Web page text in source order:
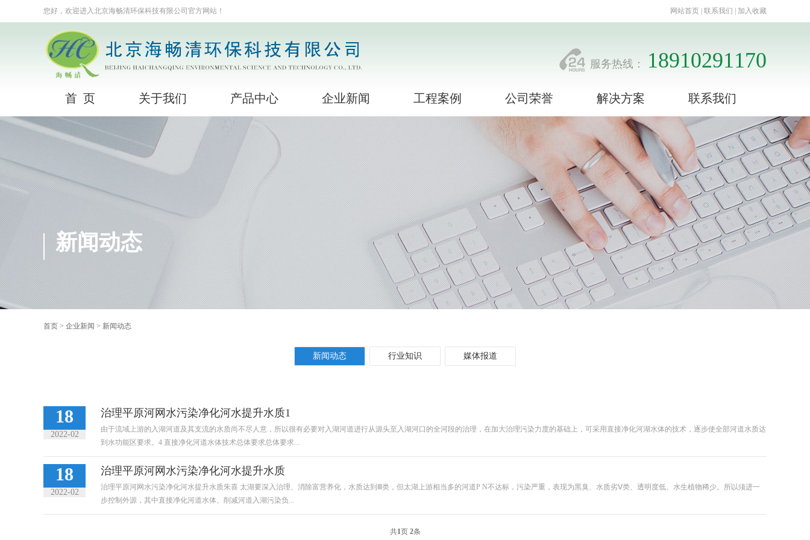
您好，欢迎进入北京海畅清环保科技有限公司官方网站！ 网站首页 | 联系我们 | 加入收藏
服务热线： 18910291170
首 页 关于我们 产品中心 企业新闻 工程案例 公司荣誉 解决方案 联系我们
新闻动态
首页 > 企业新闻 > 新闻动态
新闻动态 行业知识 媒体报道
18
2022-02
治理平原河网水污染净化河水提升水质1
由于流域上游的入湖河道及其支流的水质尚不尽人意，所以很有必要对入湖河道进行从源头至入湖河口的全河段的治理，在加大治理污染力度的基础上，可采用直接净化河湖水体的技术，逐步使全部河道水质达
到水功能区要求。4 直接净化河道水体技术总体要求总体要求...
18
2022-02
治理平原河网水污染净化河水提升水质
治理平原河网水污染净化河水提升水质朱喜 太湖要深入治理、消除富营养化，水质达到Ⅲ类，但太湖上游相当多的河道P N不达标，污染严重，表现为黑臭、水质劣Ⅴ类、透明度低、水生植物稀少。所以须进一
步控制外源，其中直接净化河道水体、削减河道入湖污染负...
共1页 2条